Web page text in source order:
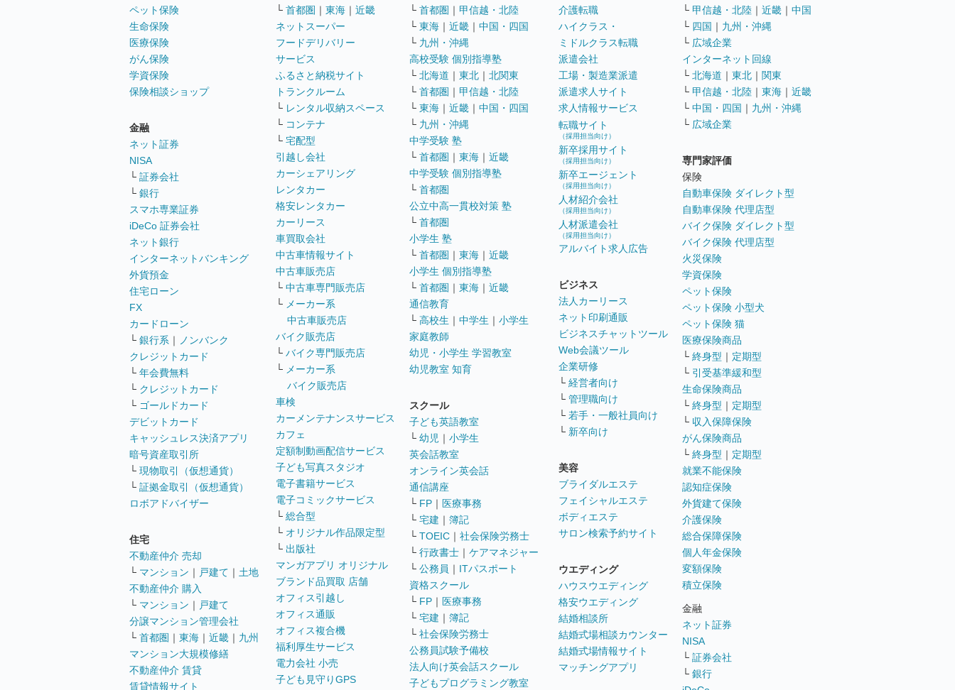
ペット保険
生命保険
医療保険
がん保険
学資保険
保険相談ショップ
金融
ネット証券
NISA
└ 証券会社
└ 銀行
スマホ専業証券
iDeCo 証券会社
ネット銀行
インターネットバンキング
外貨預金
住宅ローン
FX
カードローン
└ 銀行系 ｜
ノンバンク
クレジットカード
└ 年会費無料
└ クレジットカード
└ ゴールドカード
デビットカード
キャッシュレス決済アプリ
暗号資産取引所
└ 現物取引（仮想通貨）
└ 証拠金取引（仮想通貨）
ロボアドバイザー
住宅
不動産仲介 売却
└ マンション ｜ 戸建て ｜ 土地
不動産仲介 購入
└ マンション ｜ 戸建て
分譲マンション管理会社
└ 首都圏 ｜ 東海 ｜ 近畿 ｜ 九州
マンション大規模修繕
不動産仲介 賃貸
賃貸情報サイト
└ 首都圏 ｜ 東海 ｜ 近畿
ネットスーパー
フードデリバリー
サービス
ふるさと納税サイト
トランクルーム
└ レンタル収納スペース
└ コンテナ
└ 宅配型
引越し会社
カーシェアリング
レンタカー
格安レンタカー
カーリース
車買取会社
中古車情報サイト
中古車販売店
└ 中古車専門販売店
└ メーカー系
中古車販売店
バイク販売店
└ バイク専門販売店
└ メーカー系
バイク販売店
車検
カーメンテナンスサービス
カフェ
定額制動画配信サービス
子ども写真スタジオ
電子書籍サービス
電子コミックサービス
└ 総合型
└ オリジナル作品限定型
└ 出版社
マンガアプリ オリジナル
ブランド品買取 店舗
オフィス引越し
オフィス通販
オフィス複合機
福利厚生サービス
電力会社 小売
子ども見守りGPS
└ 首都圏 ｜ 甲信越・北陸
└ 東海 ｜ 近畿 ｜ 中国・四国
└ 九州・沖縄
高校受験 個別指導塾
└ 北海道 ｜ 東北 ｜ 北関東
└ 首都圏 ｜ 甲信越・北陸
└ 東海 ｜ 近畿 ｜ 中国・四国
└ 九州・沖縄
中学受験 塾
└ 首都圏 ｜ 東海 ｜ 近畿
中学受験 個別指導塾
└ 首都圏
公立中高一貫校対策 塾
└ 首都圏
小学生 塾
└ 首都圏 ｜ 東海 ｜ 近畿
小学生 個別指導塾
└ 首都圏 ｜ 東海 ｜ 近畿
通信教育
└ 高校生 ｜ 中学生 ｜ 小学生
家庭教師
幼児・小学生 学習教室
幼児教室 知育
スクール
子ども英語教室
└ 幼児 ｜ 小学生
英会話教室
オンライン英会話
通信講座
└ FP ｜ 医療事務
└ 宅建 ｜ 簿記
└ TOEIC ｜ 社会保険労務士
└ 行政書士 ｜ ケアマネジャー
└ 公務員 ｜ ITパスポート
資格スクール
└ FP ｜ 医療事務
└ 宅建 ｜ 簿記
└ 社会保険労務士
公務員試験予備校
法人向け英会話スクール
子どもプログラミング教室
介護転職
ハイクラス・
ミドルクラス転職
派遣会社
工場・製造業派遣
派遣求人サイト
求人情報サービス
転職サイト
（採用担当向け）
新卒採用サイト
（採用担当向け）
新卒エージェント
（採用担当向け）
人材紹介会社
（採用担当向け）
人材派遣会社
（採用担当向け）
アルバイト求人広告
ビジネス
法人カーリース
ネット印刷通販
ビジネスチャットツール
Web会議ツール
企業研修
└ 経営者向け
└ 管理職向け
└ 若手・一般社員向け
└ 新卒向け
美容
ブライダルエステ
フェイシャルエステ
ボディエステ
サロン検索予約サイト
ウエディング
ハウスウエディング
格安ウエディング
結婚相談所
結婚式場相談カウンター
結婚式場情報サイト
マッチングアプリ
└ 甲信越・北陸 ｜ 近畿 ｜ 中国
└ 四国 ｜ 九州・沖縄
└ 広域企業
インターネット回線
└ 北海道 ｜ 東北 ｜ 関東
└ 甲信越・北陸 ｜ 東海 ｜ 近畿
└ 中国・四国 ｜ 九州・沖縄
└ 広域企業
専門家評価
保険
自動車保険 ダイレクト型
自動車保険 代理店型
バイク保険 ダイレクト型
バイク保険 代理店型
火災保険
学資保険
ペット保険
ペット保険 小型犬
ペット保険 猫
医療保険商品
└ 終身型 ｜ 定期型
└ 引受基準緩和型
生命保険商品
└ 終身型 ｜ 定期型
└ 収入保障保険
がん保険商品
└ 終身型 ｜ 定期型
就業不能保険
認知症保険
外貨建て保険
介護保険
総合保障保険
個人年金保険
変額保険
積立保険
金融
ネット証券
NISA
└ 証券会社
└ 銀行